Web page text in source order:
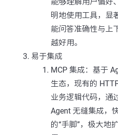
明地使用工具，显
能问答准确性与上
越好用。
易于集成
MCP 集成：基于
生态，现有的
业务逻辑代码，通
Agent 无缝集成，
的“手脚”，极大地